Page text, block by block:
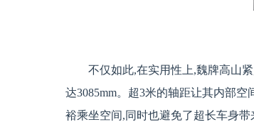
不仅如此,在实用性上,魏牌高山
达3085mm。超3米的轴距让其内部
裕乘坐空间,同时也避免了超长车身